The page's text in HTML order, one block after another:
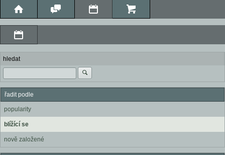
hledat
řadit podle
popularity
blížící se
nově založené